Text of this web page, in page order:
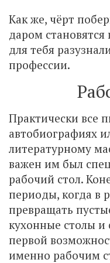
Как же, чёрт
даром
для тебя
профессии.
Практически все
автобиографиях
литературному
важен им был
рабочий стол.
периоды, когда в
превращать
кухонные столы и
первой
именно рабочим